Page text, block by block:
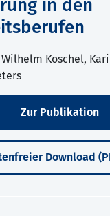
in den
Koschel,
Zur Publikation
Download